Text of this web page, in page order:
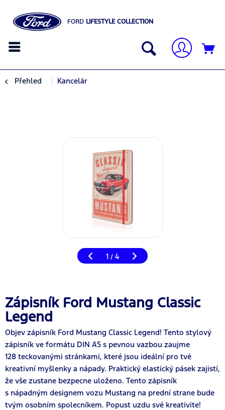
FORD LIFESTYLE COLLECTION
Přehled Kancelár
1 / 4
Zápisník Ford Mustang Classic
Legend
Objev zápisník Ford Mustang Classic Legend! Tento stylový
zápisník ve formátu DIN A5 s pevnou vazbou zaujme
128 teckovanými stránkami, které jsou ideální pro tvé
kreativní myšlenky a nápady. Praktický elastický pásek zajistí,
že vše zustane bezpecne uloženo. Tento zápisník
s nápadným designem vozu Mustang na prední strane bude
tvým osobním spolecníkem. Popust uzdu své kreativite!